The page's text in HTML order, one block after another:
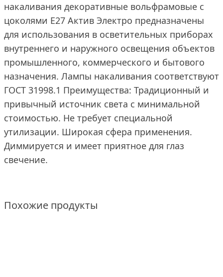
накаливания декоративные вольфрамовые с
цоколями Е27 Актив Электро предназначены
для использования в осветительных приборах
внутреннего и наружного освещения объектов
промышленного, коммерческого и бытового
назначения. Лампы накаливания соответствуют
ГОСТ 31998.1 Преимущества: Традиционный и
привычный источник света с минимальной
стоимостью. Не требует специальной
утилизации. Широкая сфера применения.
Диммируется и имеет приятное для глаз
свечение.
Похожие продукты